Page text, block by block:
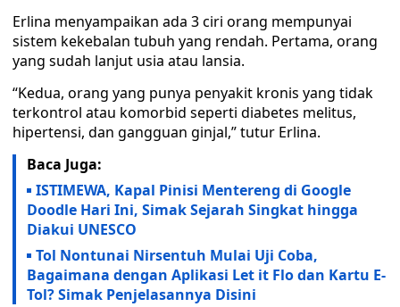
Erlina menyampaikan ada 3 ciri orang mempunyai
sistem kekebalan tubuh yang rendah. Pertama, orang
yang sudah lanjut usia atau lansia.
“Kedua, orang yang punya penyakit kronis yang tidak
terkontrol atau komorbid seperti diabetes melitus,
hipertensi, dan gangguan ginjal,” tutur Erlina.
Baca Juga:
ISTIMEWA, Kapal Pinisi Mentereng di Google
Doodle Hari Ini, Simak Sejarah Singkat hingga
Diakui UNESCO
Tol Nontunai Nirsentuh Mulai Uji Coba,
Bagaimana dengan Aplikasi Let it Flo dan Kartu E-
Tol? Simak Penjelasannya Disini